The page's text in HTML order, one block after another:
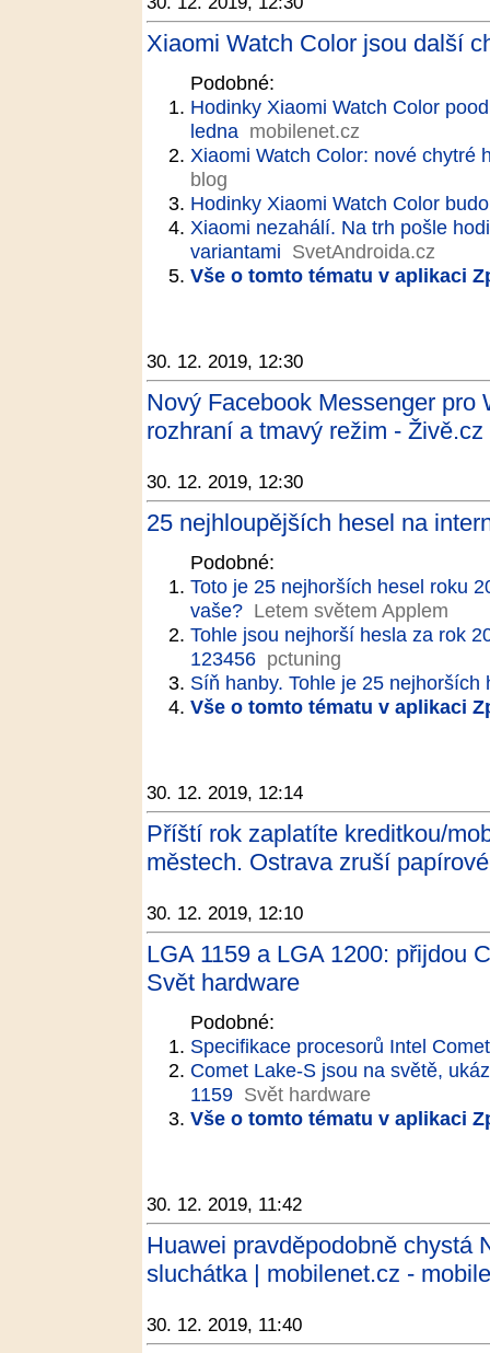
Xiaomi Watch Color jsou další
Podobné:
Hodinky Xiaomi Watch Color
ledna mobilenet.cz
Xiaomi Watch Color: nové chytré
blog
Hodinky Xiaomi Watch Color
Xiaomi nezahálí. Na trh pošle
variantami SvetAndroida.cz
Vše o tomto tématu v aplikaci
30. 12. 2019, 12:30
Nový Facebook Messenger
rozhraní a tmavý režim - Živě.cz
30. 12. 2019, 12:30
25 nejhloupějších hesel na
Podobné:
Toto je 25 nejhorších hesel roku
vaše? Letem světem Applem
Tohle jsou nejhorší hesla za rok
123456 pctuning
Síň hanby. Tohle je 25 nejhorších
Vše o tomto tématu v aplikaci
30. 12. 2019, 12:14
Příští rok zaplatíte kreditkou/
městech. Ostrava zruší
30. 12. 2019, 12:10
LGA 1159 a LGA 1200: přijdou
Svět hardware
Podobné:
Specifikace procesorů Intel
Comet Lake-S jsou na světě,
1159 Svět hardware
Vše o tomto tématu v aplikaci
30. 12. 2019, 11:42
Huawei pravděpodobně chystá
sluchátka | mobilenet.cz -
30. 12. 2019, 11:40